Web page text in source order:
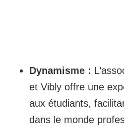
Dynamisme :
et Vibly offre une
aux étudiants,
dans le monde